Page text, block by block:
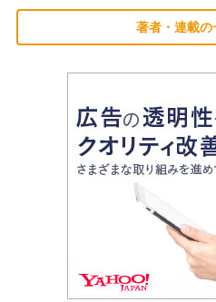
著者・連載の